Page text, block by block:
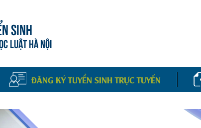
SINH
LUẬT HÀ NỘI
ĐĂNG KÝ TUYỂN SINH TRỰC TUYẾN